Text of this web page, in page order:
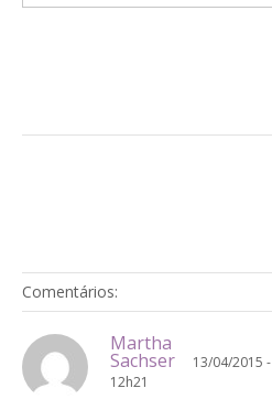
Comentários:
Martha
Sachser
13/04/2015 -
12h21